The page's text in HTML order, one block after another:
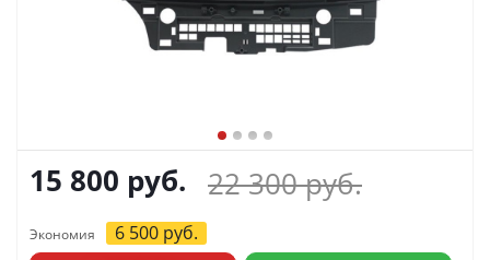
15 800 руб. 22 300руб.
Экономия 6 500 руб.